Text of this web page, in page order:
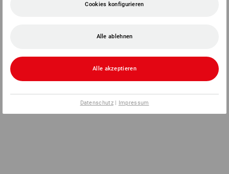
Cookies konfigurieren
Alle ablehnen
Alle akzeptieren
Datenschutz| Impressum